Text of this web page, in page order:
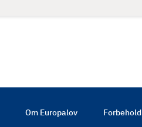
Om Europalov Forbehold